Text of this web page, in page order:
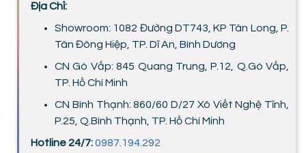
Địa Chỉ:
Showroom: 1082 Đường DT743, KP Tân Long, P.
Tân Đông Hiệp, TP. Dĩ An, Bình Dương
CN Gò Vấp: 845 Quang Trung, P.12, Q.Gò Vấp,
TP. Hồ Chí Minh
CN Bình Thạnh: 860/60 D/27 Xô Viết Nghệ Tĩnh,
P.25, Q.Bình Thạnh, TP. Hồ Chí Minh
Hotline 24/7:0987.194.292